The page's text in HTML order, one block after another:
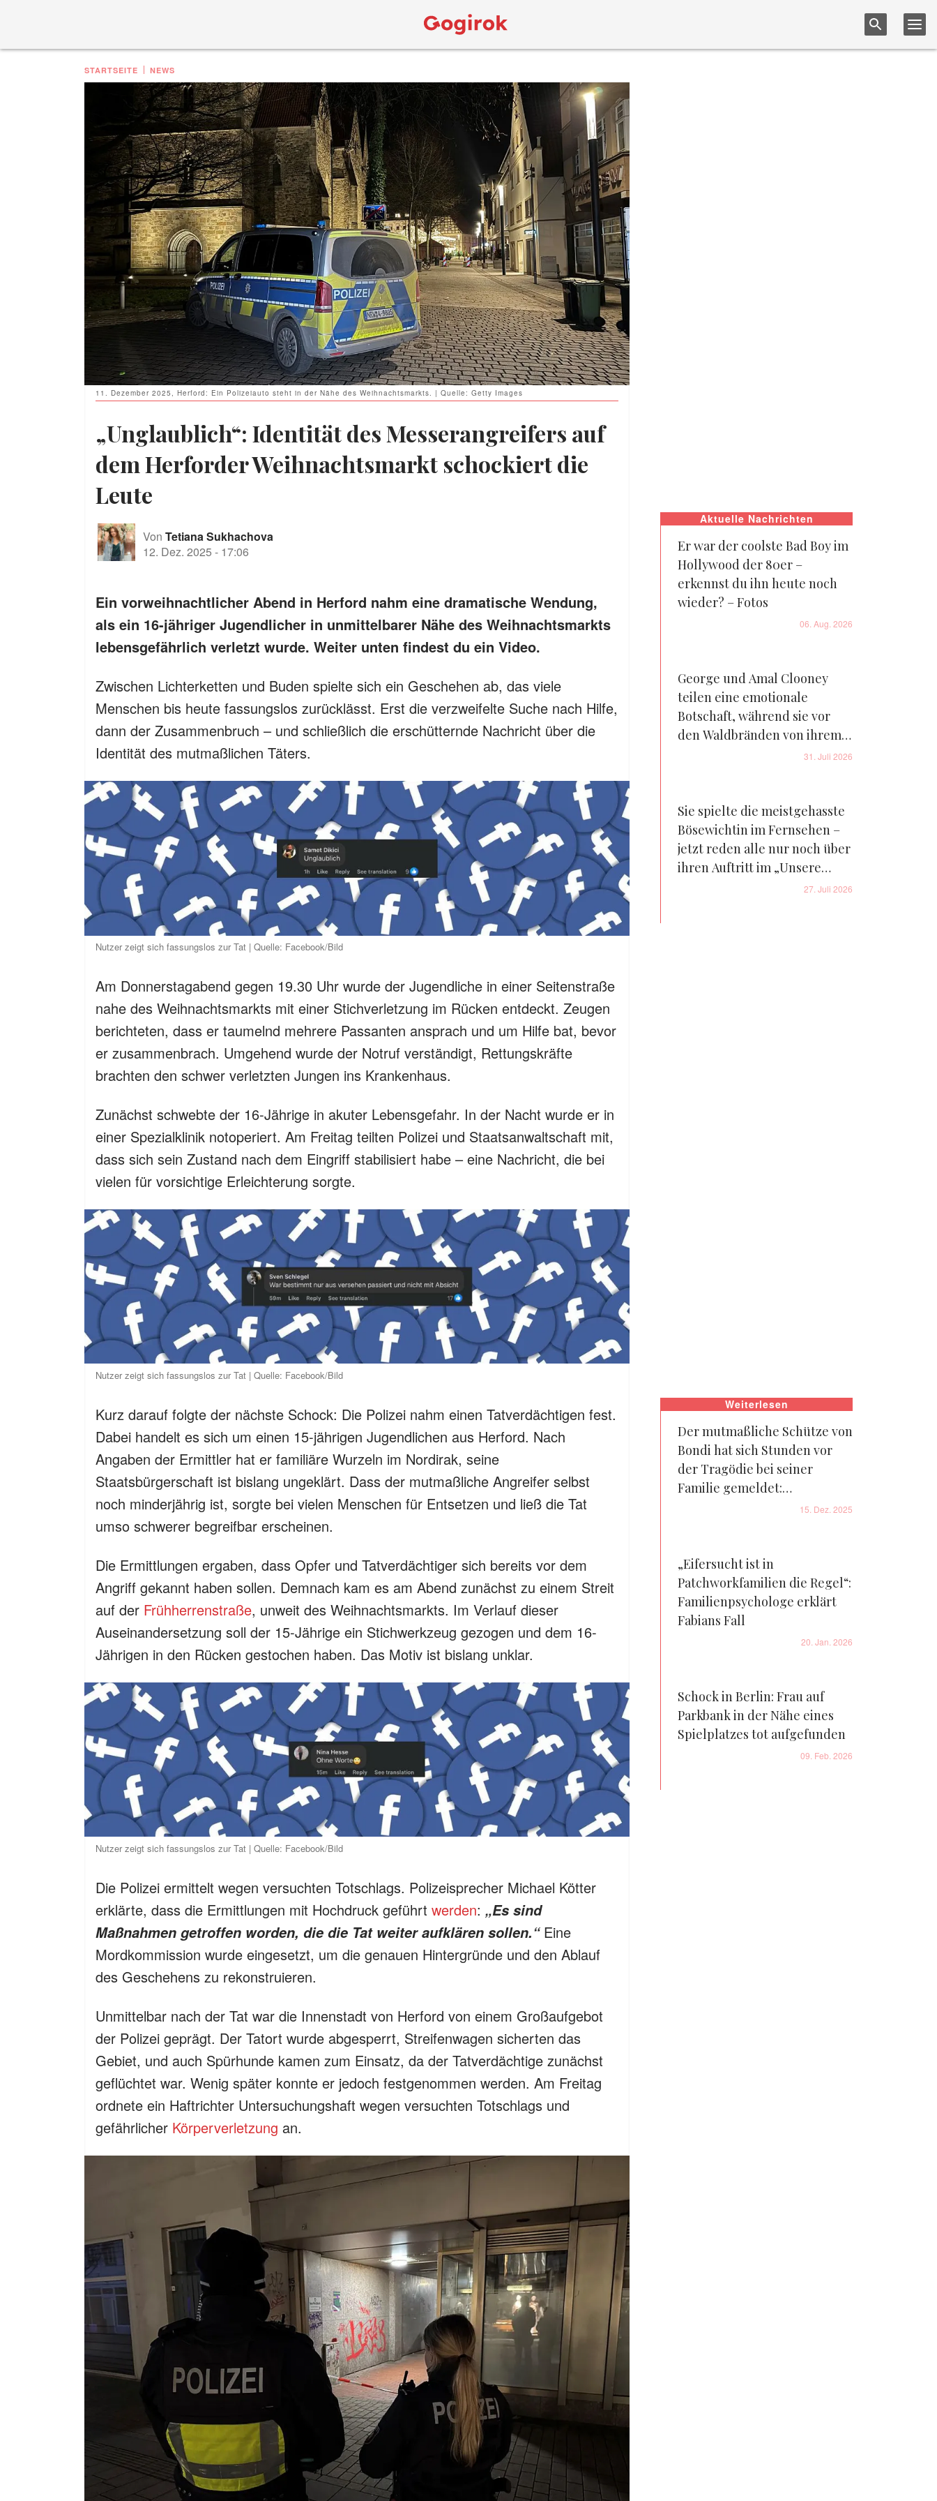
STARTSEITE NEWS
11. Dezember 2025, Herford: Ein Polizeiauto steht in der Nähe des Weihnachtsmarkts. | Quelle: Getty Images
„Unglaublich“: Identität des Messerangreifers auf
dem Herforder Weihnachtsmarkt schockiert die
Leute
Von Tetiana Sukhachova
12. Dez. 2025 - 17:06
Ein vorweihnachtlicher Abend in Herford nahm eine dramatische Wendung,
als ein 16-jähriger Jugendlicher in unmittelbarer Nähe des Weihnachtsmarkts
lebensgefährlich verletzt wurde. Weiter unten findest du ein Video.
Zwischen Lichterketten und Buden spielte sich ein Geschehen ab, das viele
Menschen bis heute fassungslos zurücklässt. Erst die verzweifelte Suche nach Hilfe,
dann der Zusammenbruch – und schließlich die erschütternde Nachricht über die
Identität des mutmaßlichen Täters.
Nutzer zeigt sich fassungslos zur Tat | Quelle: Facebook/Bild
Am Donnerstagabend gegen 19.30 Uhr wurde der Jugendliche in einer Seitenstraße
nahe des Weihnachtsmarkts mit einer Stichverletzung im Rücken entdeckt. Zeugen
berichteten, dass er taumelnd mehrere Passanten ansprach und um Hilfe bat, bevor
er zusammenbrach. Umgehend wurde der Notruf verständigt, Rettungskräfte
brachten den schwer verletzten Jungen ins Krankenhaus.
Zunächst schwebte der 16-Jährige in akuter Lebensgefahr. In der Nacht wurde er in
einer Spezialklinik notoperiert. Am Freitag teilten Polizei und Staatsanwaltschaft mit,
dass sich sein Zustand nach dem Eingriff stabilisiert habe – eine Nachricht, die bei
vielen für vorsichtige Erleichterung sorgte.
Nutzer zeigt sich fassungslos zur Tat | Quelle: Facebook/Bild
Kurz darauf folgte der nächste Schock: Die Polizei nahm einen Tatverdächtigen fest.
Dabei handelt es sich um einen 15-jährigen Jugendlichen aus Herford. Nach
Angaben der Ermittler hat er familiäre Wurzeln im Nordirak, seine
Staatsbürgerschaft ist bislang ungeklärt. Dass der mutmaßliche Angreifer selbst
noch minderjährig ist, sorgte bei vielen Menschen für Entsetzen und ließ die Tat
umso schwerer begreifbar erscheinen.
Die Ermittlungen ergaben, dass Opfer und Tatverdächtiger sich bereits vor dem
Angriff gekannt haben sollen. Demnach kam es am Abend zunächst zu einem Streit
auf der Frühherrenstraße, unweit des Weihnachtsmarkts. Im Verlauf dieser
Auseinandersetzung soll der 15-Jährige ein Stichwerkzeug gezogen und dem 16-
Jährigen in den Rücken gestochen haben. Das Motiv ist bislang unklar.
Nutzer zeigt sich fassungslos zur Tat | Quelle: Facebook/Bild
Die Polizei ermittelt wegen versuchten Totschlags. Polizeisprecher Michael Kötter
erklärte, dass die Ermittlungen mit Hochdruck geführt werden: „Es sind
Maßnahmen getroffen worden, die die Tat weiter aufklären sollen.“Eine
Mordkommission wurde eingesetzt, um die genauen Hintergründe und den Ablauf
des Geschehens zu rekonstruieren.
Unmittelbar nach der Tat war die Innenstadt von Herford von einem Großaufgebot
der Polizei geprägt. Der Tatort wurde abgesperrt, Streifenwagen sicherten das
Gebiet, und auch Spürhunde kamen zum Einsatz, da der Tatverdächtige zunächst
geflüchtet war. Wenig später konnte er jedoch festgenommen werden. Am Freitag
ordnete ein Haftrichter Untersuchungshaft wegen versuchten Totschlags und
gefährlicher Körperverletzung an.
Aktuelle Nachrichten
Er war der coolste Bad Boy im
Hollywood der 80er –
erkennst du ihn heute noch
wieder? – Fotos
06. Aug. 2026
George und Amal Clooney
teilen eine emotionale
Botschaft, während sie vor
den Waldbränden von ihrem
Bauernhof in Frankreich31. Juli 2026
Sie spielte die meistgehasste
Bösewichtin im Fernsehen –
jetzt reden alle nur noch über
ihren Auftritt im „Unsere
kleine Farm“-Reboot – Fotos
27. Juli 2026
Weiterlesen
Der mutmaßliche Schütze von
Bondi hat sich Stunden vor
der Tragödie bei seiner
Familie gemeldet:
15. Dez. 2025
„Eifersucht ist in
Patchworkfamilien die Regel“:
Familienpsychologe erklärt
Fabians Fall
20. Jan. 2026
Schock in Berlin: Frau auf
Parkbank in der Nähe eines
Spielplatzes tot aufgefunden
09. Feb. 2026